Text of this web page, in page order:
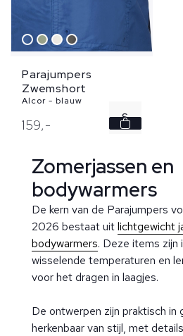
Parajumpers
Zwemshort
Alcor - blauw
159,- S
XL
Zomerjassen en
bodywarmers
De kern van de Parajumpers
2026 bestaat uitlichtgewicht
bodywarmers. Deze items zijn
wisselende temperaturen en
voor het dragen in laagjes.
De ontwerpen zijn praktisch in
herkenbaar van stijl, met